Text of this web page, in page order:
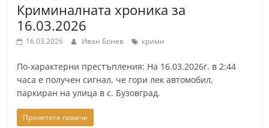
Криминалната хроника за
16.03.2026
16.03.2026 Иван Бонев крими
По-характерни престъпления: На 16.03.2026г. в 2:44
часа е получен сигнал, че гори лек автомобил,
паркиран на улица в с. Бузовград.
Прочетете повече